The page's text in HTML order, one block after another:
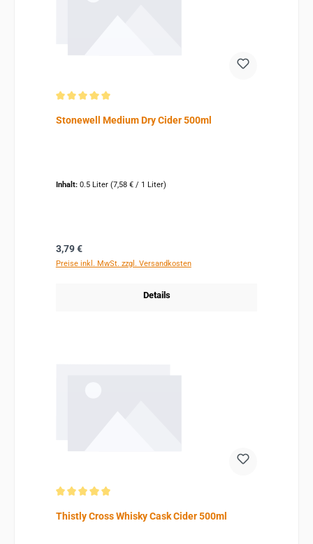
Stonewell Medium Dry Cider 500ml
Inhalt: 0.5 Liter (7,58 € / 1 Liter)
Regulärer Preis:
3,79 €
Preise inkl. MwSt. zzgl. Versandkosten
Details
Thistly Cross Whisky Cask Cider 500ml